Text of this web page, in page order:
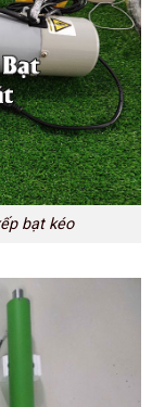
bạt kéo